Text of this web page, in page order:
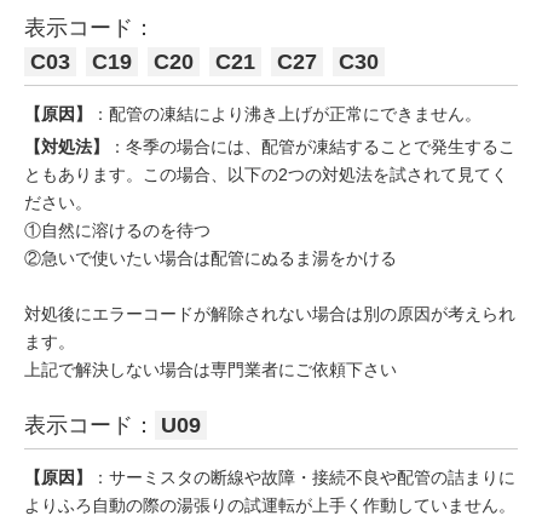
表示コード：
C03
C19 C20 C21 C27 C30
【原因】
：配管の凍結により沸き上げが正常にできません。
【対処法】
：冬季の場合には、配管が凍結することで発生するこ
ともあります。この場合、以下の2つの対処法を試されて見てく
ださい。
①自然に溶けるのを待つ
②急いで使いたい場合は配管にぬるま湯をかける
対処後にエラーコードが解除されない場合は別の原因が考えられ
ます。
上記で解決しない場合は専門業者にご依頼下さい
表示コード： U09
【原因】
：サーミスタの断線や故障・接続不良や配管の詰まりに
よりふろ自動の際の湯張りの試運転が上手く作動していません。